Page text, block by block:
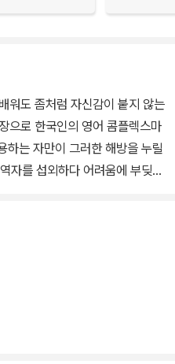
워도 좀처럼 자신감이 붙지 않는
으로 한국인의 영어 콤플렉스마
하는 자만이 그러한 해방을 누릴
자를 섭외하다 어려움에 부딪친
’다.
번역본은 프로 번역가들 눈에
인공지능과 저자 사이에는 무
지능 분야의 자기계발서, 번역